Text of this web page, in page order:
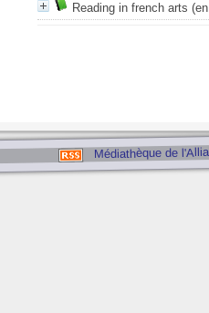
Reading in french arts
Médiathèque de